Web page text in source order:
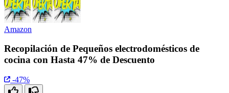
Amazon
Recopilación de Pequeños electrodomésticos de
cocina con Hasta 47% de Descuento
-47%